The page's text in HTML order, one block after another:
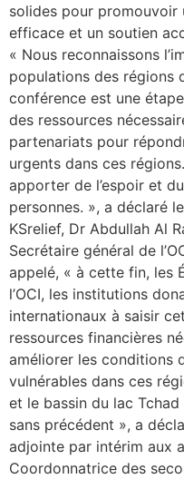
solides pour promouvoir
efficace et un soutien
« Nous reconnaissons
populations des régions
conférence est une
des ressources
partenariats pour
urgents dans ces
apporter de l’espoir et
personnes. », a déclaré
KSrelief, Dr Abdullah Al
Secrétaire général de
appelé, « à cette fin, les
l’OCI, les institutions
internationaux à saisir
ressources financières
améliorer les conditions
vulnérables dans ces
et le bassin du lac
sans précédent », a
adjointe par intérim aux
Coordonnatrice des